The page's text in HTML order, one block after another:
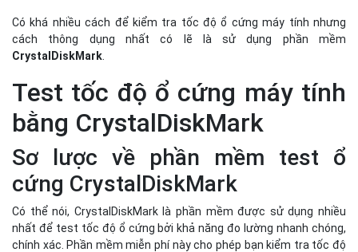
Có khá nhiều cách để kiểm tra tốc độ ổ cứng máy tính nhưng
cách thông dụng nhất có lẽ là sử dụng phần mềm
CrystalDiskMark
Test tốc độ ổ cứng máy tính
bằng CrystalDiskMark
Sơ lược về phần mềm test ổ
cứng CrystalDiskMark
Có thể nói, CrystalDiskMark là phần mềm được sử dụng nhiều
nhất để test tốc độ ổ cứng bởi khả năng đo lường nhanh chóng,
chính xác. Phần mềm miễn phí này cho phép bạn kiểm tra tốc độ